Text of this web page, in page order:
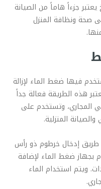
جزءاً هاماً من الصيانة
صحة ونظافة المنزل
فيها ضغط الماء لإزالة
هذه الطريقة فعالة جداً
المجاري، وتستخدم على
المنزلية.
طريق إدخال خرطوم ذو رأس
بجهاز ضغط الماء لإضافة
ويتم استخدام الماء